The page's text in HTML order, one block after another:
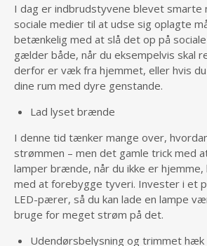
I dag er indbrudstyvene blevet smarte
sociale medier til at udse sig oplagte
betænkelig med at slå det op på
gælder både, når du eksempelvis skal
derfor er væk fra hjemmet, eller hvis
dine rum med dyre genstande.
Lad lyset brænde
I denne tid tænker mange over,
strømmen – men det gamle trick med
lamper brænde, når du ikke er
med at forebygge tyveri. Invester i et
LED-pærer, så du kan lade en lampe
bruge for meget strøm på det.
Udendørsbelysning og trimmet hæk